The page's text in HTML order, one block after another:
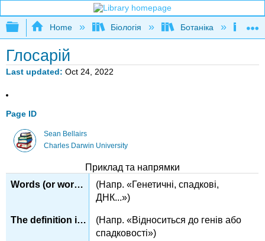
Expand/collapse global hierarchy
Home Біологія Ботаніка
Глосарій
Last updated Oct 24, 2022
Page ID
Sean Bellairs
Charles Darwin University
Приклад та напрямки
(Напр. «Генетичні, спадкові,
ДНК...»)
(Напр. «Відноситься до генів або
спадковості»)